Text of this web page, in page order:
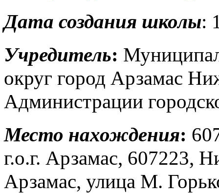
Дата создания школы:
Учредитель:
округ город Арзамас
Администрации
Место нахождения:
г.о.г. Арзамас, 607223,
Арзамас, улица М.